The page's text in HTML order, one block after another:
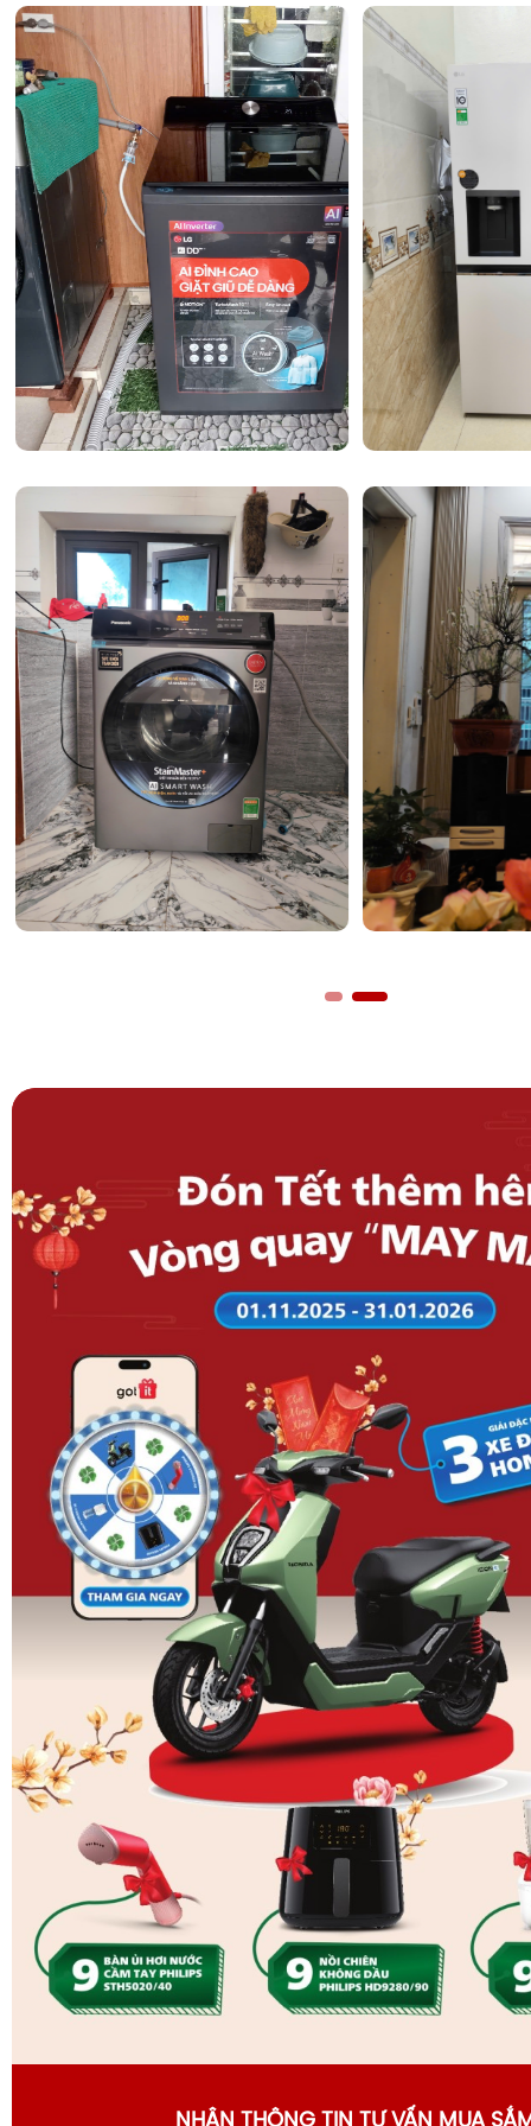
Hệ thống cảm biến AI Smart Wash thông minh
Sự hiện diện của công nghệAI Smart Wash
giúp thiết
minh" hơn bao giờ hết. Hệ thống cảm biến sẽ tự động
lượng quần áo và tình trạng vết bẩn, từ đó tính toán
nước, thời gian giặt và tốc độ vòng quay cần thiết. Điều
giúp quần áo được giặt sạch tối ưu mà còn giảm thiểu
nước một cách đáng kể. Bạn có thểTham khảo thêm
Panasonicđể thấy sự khác biệt về hiệu quả tiết kiệm
dòng 3Di Inverter mang lại.
sinh lồng giặt sau mỗi chu trình, ngăn ngừa sự phát
mùi hôi khó chịu. Việc chăm sóc từ bên trong này giúp
máy và đảm bảo quần áo luôn thơm tho ở những lần
Tư vấn: Sản phẩm này phù hợp với